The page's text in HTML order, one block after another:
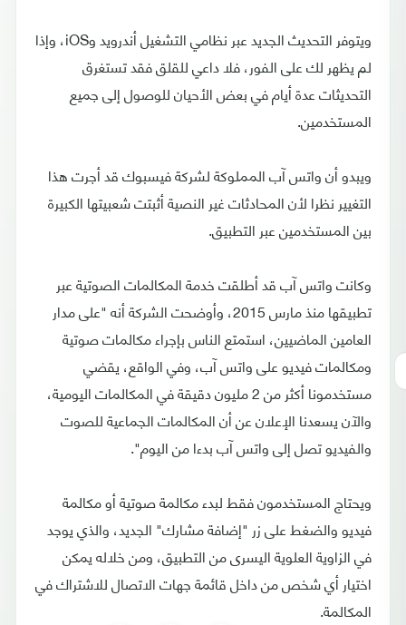
ويتوفر التحديث الجديد عبر نظامي التشغيل أندرويد وiOS، وإذا
لم يظهر لك على الفور، فلا داعي للقلق فقد تستغرق
التحديثات عدة أيام في بعض الأحيان للوصول إلى جميع
المستخدمين.
ويبدو أن واتس آب المملوكة لشركة فيسبوك قد أجرت هذا
التغيير نظرا لأن المحادثات غير النصية أثبتت شعبيتها الكبيرة
بين المستخدمين عبر التطبيق.
وكانت واتس آب قد أطلقت خدمة المكالمات الصوتية عبر
تطبيقها منذ مارس 2015، وأوضحت الشركة أنه "على مدار
العامين الماضيين، استمتع الناس بإجراء مكالمات صوتية
ومكالمات فيديو على واتس آب، وفي الواقع، يقضي
مستخدمونا أكثر من 2 مليون دقيقة في المكالمات اليومية،
والآن يسعدنا الإعلان عن أن المكالمات الجماعية للصوت
والفيديو تصل إلى واتس آب بدءا من اليوم".
ويحتاج المستخدمون فقط لبدء مكالمة صوتية أو مكالمة
فيديو والضغط على زر "إضافة مشارك" الجديد، والذي يوجد
في الزاوية العلوية اليسرى من التطبيق، ومن خلاله يمكن
اختيار أي شخص من داخل قائمة جهات الاتصال للاشتراك في
المكالمة.